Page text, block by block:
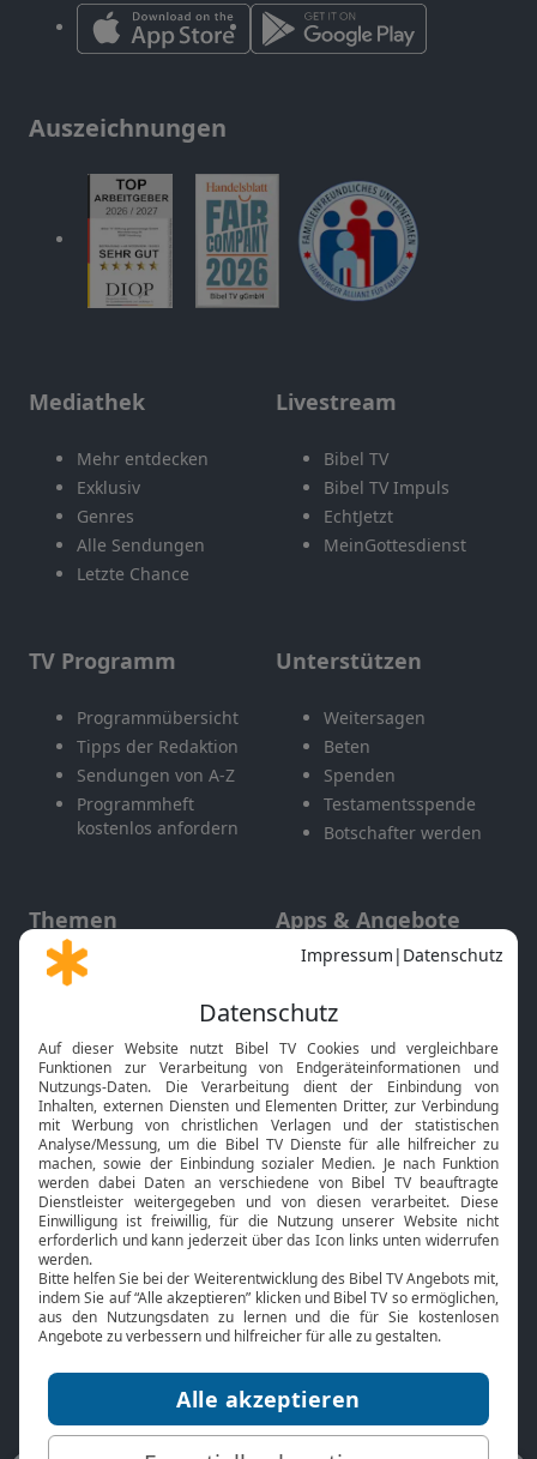
Auszeichnungen
Mediathek
Mehr entdecken
Exklusiv
Genres
Alle Sendungen
Letzte Chance
Livestream
Bibel TV
Bibel TV Impuls
EchtJetzt
MeinGottesdienst
TV Programm
Programmübersicht
Tipps der Redaktion
Sendungen von A-Z
Programmheft
kostenlos anfordern
Unterstützen
Weitersagen
Beten
Spenden
Testamentsspende
Botschafter werden
Themen
Gott und Bibel erklärt
Neuigkeiten
Apps & Angebote
Mobile App
Smart TV
HbbTV
Bibelthek Online-Bibel
Nächster Gottesdienst
Bibel TV
Über uns
Jobs
Mediadaten
Service
Kontakt
TV-Empfang